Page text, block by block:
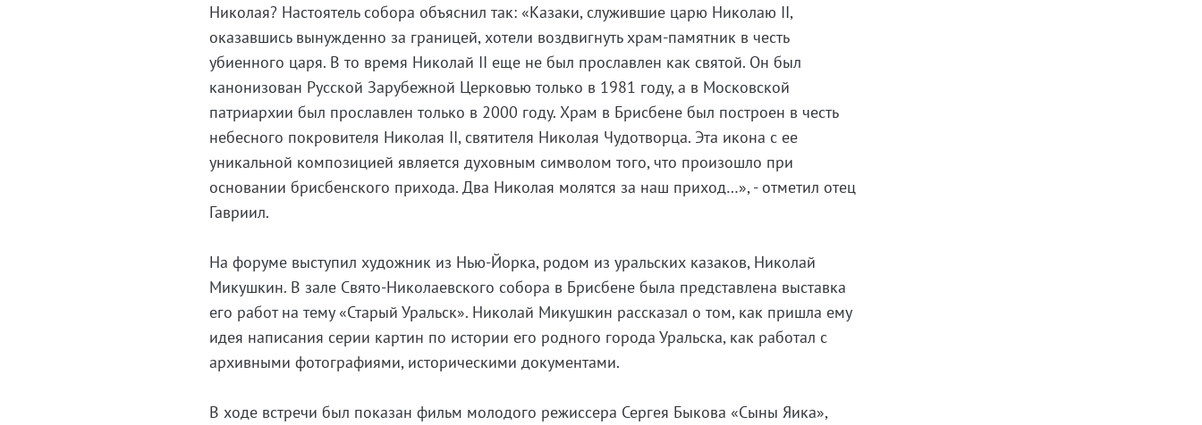
Николая? Настоятель собора объяснил так: «Казаки, служившие царю Николаю II,
оказавшись вынужденно за границей, хотели воздвигнуть храм-памятник в честь
убиенного царя. В то время Николай II еще не был прославлен как святой. Он был
канонизован Русской Зарубежной Церковью только в 1981 году, а в Московской
патриархии был прославлен только в 2000 году. Храм в Брисбене был построен в честь
небесного покровителя Николая II, святителя Николая Чудотворца. Эта икона с ее
уникальной композицией является духовным символом того, что произошло при
основании брисбенского прихода. Два Николая молятся за наш приход…», - отметил отец
Гавриил.
На форуме выступил художник из Нью-Йорка, родом из уральских казаков, Николай
Микушкин. В зале Свято-Николаевского собора в Брисбене была представлена выставка
его работ на тему «Старый Уральск». Николай Микушкин рассказал о том, как пришла ему
идея написания серии картин по истории его родного города Уральска, как работал с
архивными фотографиями, историческими документами.
В ходе встречи был показан фильм молодого режиссера Сергея Быкова «Сыны Яика»,